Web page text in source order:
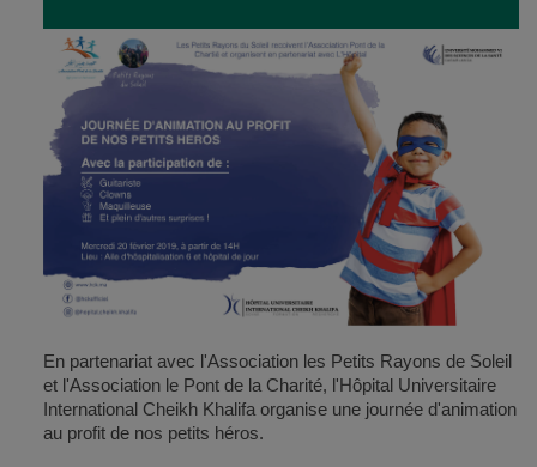
En partenariat avec l'Association les Petits Rayons de Soleil
et l'Association le Pont de la Charité, l'Hôpital Universitaire
International Cheikh Khalifa organise une journée d'animation
au profit de nos petits héros.